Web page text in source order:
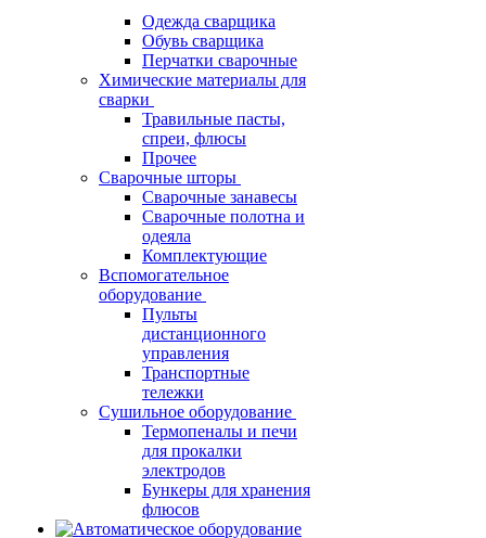
Одежда сварщика
Обувь сварщика
Перчатки сварочные
Химические материалы для
сварки
Травильные пасты,
спреи, флюсы
Прочее
Сварочные шторы
Сварочные занавесы
Сварочные полотна и
одеяла
Комплектующие
Вспомогательное
оборудование
Пульты
дистанционного
управления
Транспортные
тележки
Сушильное оборудование
Термопеналы и печи
для прокалки
электродов
Бункеры для хранения
флюсов